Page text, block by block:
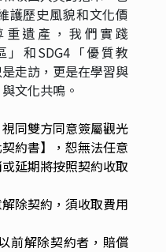
護歷史風貌和文化價
遺產，我們實踐
」和SDG4「優質教
走訪，更是在學習與
文化共鳴。
同雙方同意簽屬觀光
約書】，恕無法任意
延期將按照契約收取
除契約，須收取費用
前解除契約者，賠償